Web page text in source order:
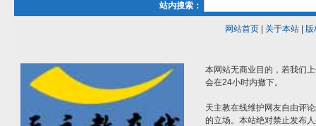
站内搜索：
网站首页| 关于本站| 版
本网站无商业目的，若我们
会在24小时内撤下。
天主教在线维护网友自由评
的立场。本站绝对禁止发布